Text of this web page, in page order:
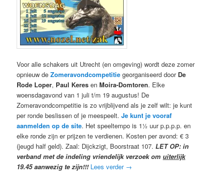
Voor alle schakers uit Utrecht (en omgeving) wordt deze zomer
opnieuw deZomeravondcompetitie georganiseerd door De
Rode Loper, Paul Keres enMoira-Domtoren. Elke
woensdagavond van 1 juli t/m 19 augustus! De
Zomeravondcompetitie is zo vrijblijvend als je zelf wilt: je kunt
per ronde beslissen of je meespeelt.Je kunt je vooraf
aanmelden op de site. Het speeltempo is 1½ uur p.p.p.p. en
elke ronde zijn er prijzen te verdienen. Kosten per avond: € 3
(jeugd half geld). Zaal: Dijckzigt, Boorstraat 107.LET OP: in
verband met de indeling vriendelijk verzoek omuiterlijk
19.45 aanwezig te zijn!!! Lees verder →